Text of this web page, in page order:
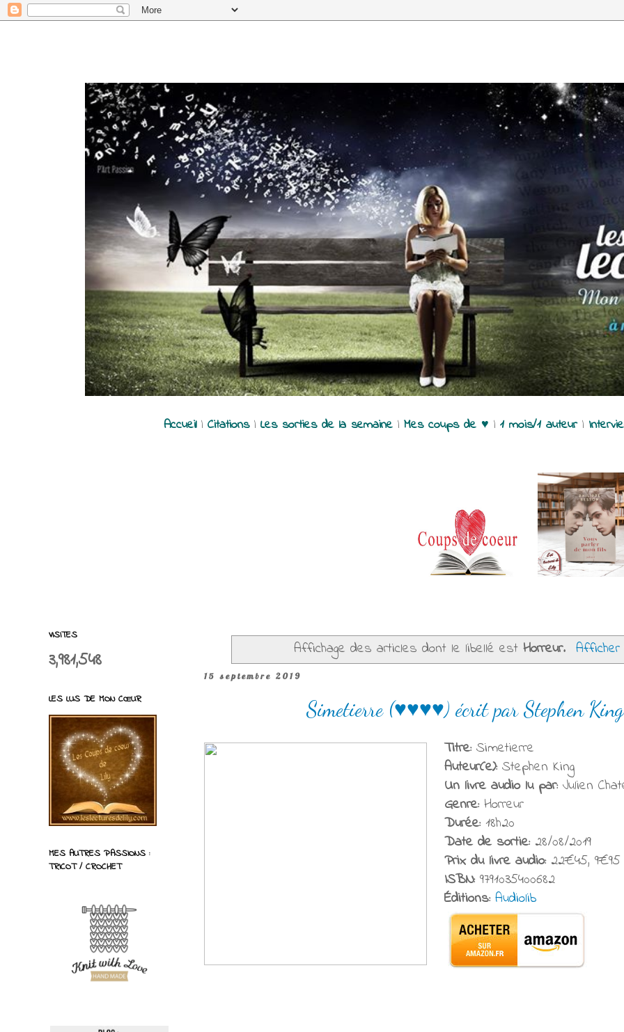
Accueil| Citations| Les sorties de la semaine| Mes coups de ♥ | 1 mois/1 auteur|
Affichage des articles dont le libellé estHorreur.
15 septembre 2019
Simetierre (♥♥♥♥) écrit par Stephen
Titre: Simetierre
Auteur(e): Stephen King
Un livre audio lu par: Julien
Genre: Horreur
Durée: 18h20
Date de sortie: 28/08/2019
Prix du livre audio: 22€45,
ISBN: 9791035400682
Éditions: Audiolib
VISITES
3,981,548
LES LUS DE MON CŒUR
MES AUTRES PASSIONS :
TRICOT / CROCHET